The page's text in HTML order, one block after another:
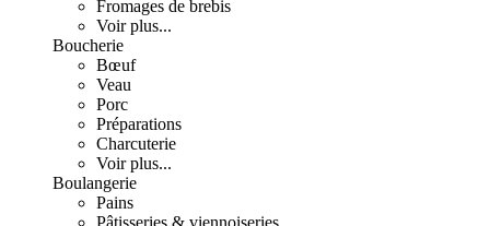
Fromages de brebis
Voir plus...
Boucherie
Bœuf
Veau
Porc
Préparations
Charcuterie
Voir plus...
Boulangerie
Pains
Pâtisseries & viennoiseries